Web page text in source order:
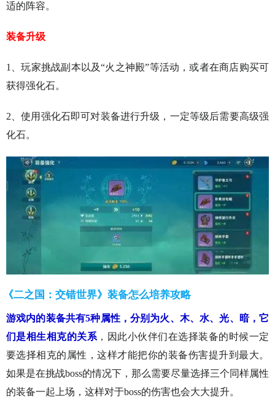
适的阵容。
装备升级
1、玩家挑战副本以及“火之神殿”等活动，或者在商店购买可
获得强化石。
2、使用强化石即可对装备进行升级，一定等级后需要高级强
化石。
《二之国：交错世界》装备怎么培养攻略
游戏内的装备共有5种属性，分别为火、木、水、光、暗，它
们是相生相克的关系 ，因此小伙伴们在选择装备的时候一定
要选择相克的属性，这样才能把你的装备伤害提升到最大。
如果是在挑战boss的情况下，那么需要尽量选择三个同样属性
的装备一起上场，这样对于boss的伤害也会大大提升。